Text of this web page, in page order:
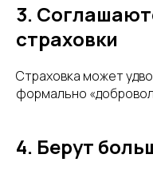
3.
страховки
Страховка может
формально
4. Берут